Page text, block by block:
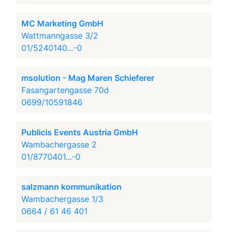
MC Marketing GmbH
Wattmanngasse 3/2
01/5240140...-0
msolution - Mag Maren Schieferer
Fasangartengasse 70d
0699/10591846
Publicis Events Austria GmbH
Wambachergasse 2
01/8770401...-0
salzmann kommunikation
Wambachergasse 1/3
0664 / 61 46 401